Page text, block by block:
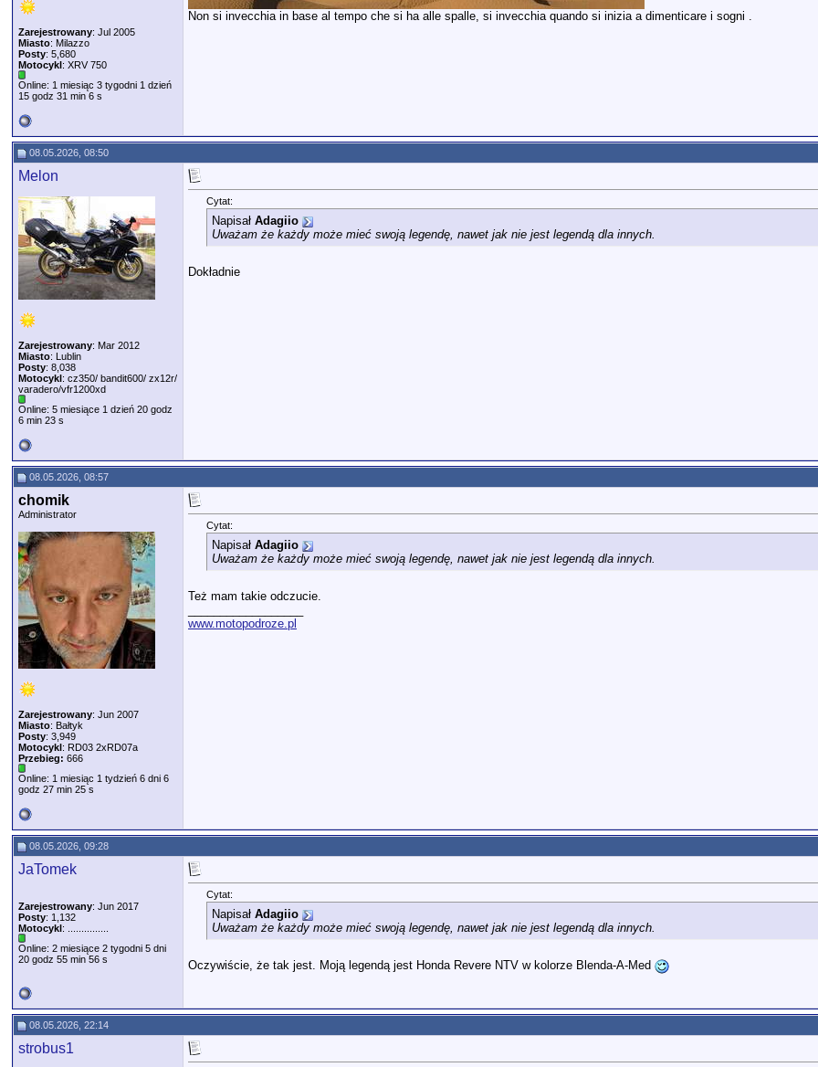
Zarejestrowany: Jul 2005
Miasto: Milazzo
Posty: 5,680
Motocykl: XRV 750
Online: 1 miesiąc 3 tygodni 1 dzień
15 godz 31 min 6 s
Non si invecchia in base al tempo che si ha alle spalle, si invecchia quando si inizia a dimenticare i sogni .
08.05.2026, 08:50
Melon
Zarejestrowany: Mar 2012
Miasto: Lublin
Posty: 8,038
Motocykl: cz350/ bandit600/ zx12r/
varadero/vfr1200xd
Online: 5 miesiące 1 dzień 20 godz
6 min 23 s
Cytat:
Napisał Adagiio
Uważam że każdy może mieć swoją legendę, nawet jak nie jest legendą dla innych.
Dokładnie
08.05.2026, 08:57
chomik
Administrator
Zarejestrowany: Jun 2007
Miasto: Bałtyk
Posty: 3,949
Motocykl: RD03 2xRD07a
Przebieg: 666
Online: 1 miesiąc 1 tydzień 6 dni 6
godz 27 min 25 s
Cytat:
Napisał Adagiio
Uważam że każdy może mieć swoją legendę, nawet jak nie jest legendą dla innych.
Też mam takie odczucie.
www.motopodroze.pl
08.05.2026, 09:28
JaTomek
Zarejestrowany: Jun 2017
Posty: 1,132
Motocykl: ...............
Online: 2 miesiące 2 tygodni 5 dni
20 godz 55 min 56 s
Cytat:
Napisał Adagiio
Uważam że każdy może mieć swoją legendę, nawet jak nie jest legendą dla innych.
Oczywiście, że tak jest. Moją legendą jest Honda Revere NTV w kolorze Blenda-A-Med
08.05.2026, 22:14
strobus1